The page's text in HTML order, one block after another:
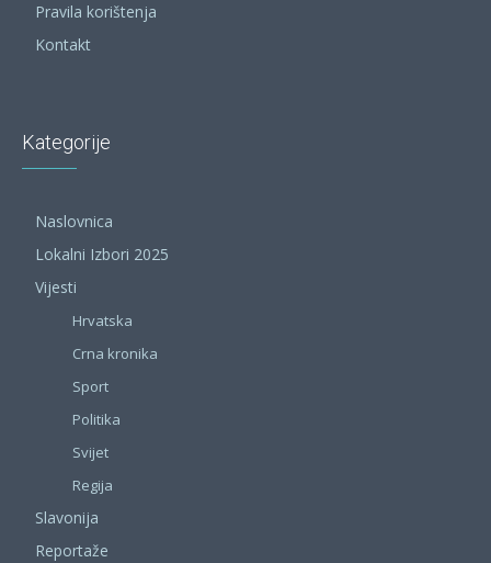
Pravila korištenja
Kontakt
Kategorije
Naslovnica
Lokalni Izbori 2025
Vijesti
Hrvatska
Crna kronika
Sport
Politika
Svijet
Regija
Slavonija
Reportaže